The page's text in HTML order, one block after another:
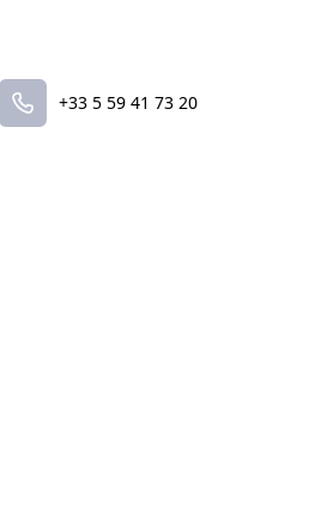
+33 5 59 41 73 20